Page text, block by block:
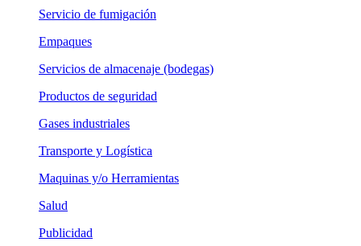
Servicio de fumigación
Empaques
Servicios de almacenaje (bodegas)
Productos de seguridad
Gases industriales
Transporte y Logística
Maquinas y/o Herramientas
Salud
Publicidad